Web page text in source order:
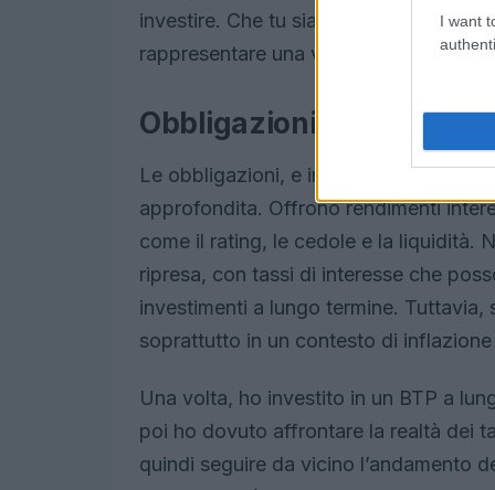
I want
investire. Che tu sia un investitore
rappresentare una valida opzione per
Obbligazioni e BTP: un
Le obbligazioni, e in particolare i BTP,
approfondita. Offrono rendimenti
come il rating, le cedole e la liquidità.
ripresa, con tassi di interesse che
investimenti a lungo termine.
soprattutto in un contesto di inflazione
Una volta, ho investito in un BTP a
poi ho dovuto affrontare la realtà dei
quindi seguire da vicino l’andamento